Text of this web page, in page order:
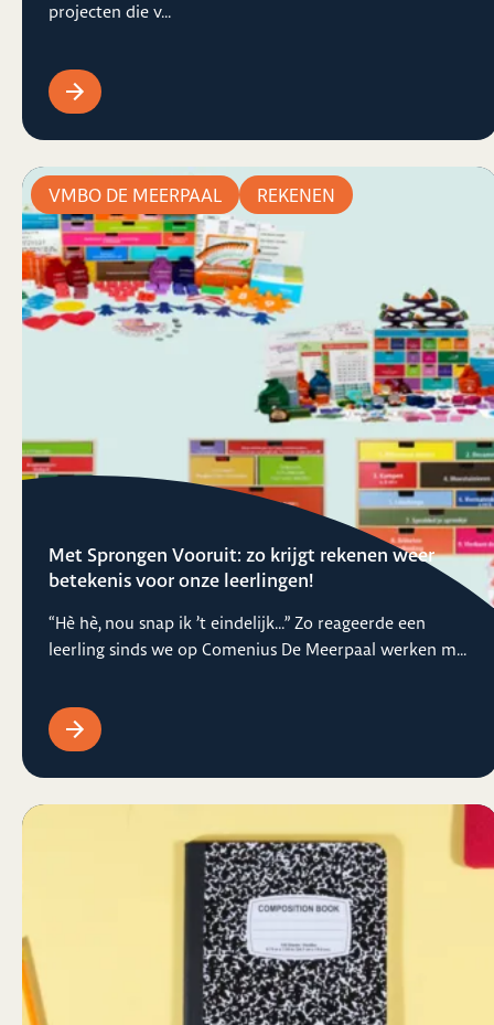
projecten die v...
Met Sprongen Vooruit: zo krijgt rekenen weer
betekenis voor onze leerlingen!
“Hè hè, nou snap ik ’t eindelijk...” Zo reageerde een
leerling sinds we op Comenius De Meerpaal werken m...
VMBO DE MEERPAAL REKENEN